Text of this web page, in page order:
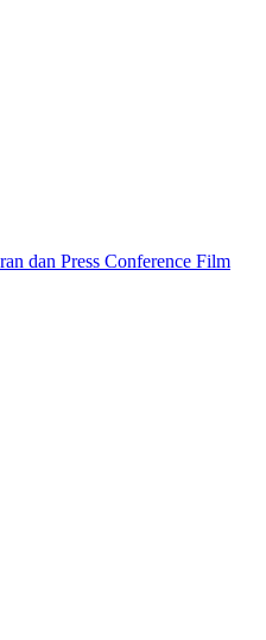
dan Press Conference Film